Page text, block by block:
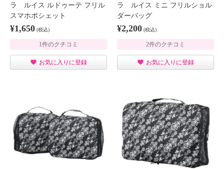
ラ ルイス ルドゥーテ フリル
スマホポシェット
¥1,650 (税込)
1件のクチコミ
お気に入りに登録
ラ ルイス ミニ フリルショル
ダーバッグ
¥2,200 (税込)
2件のクチコミ
お気に入りに登録